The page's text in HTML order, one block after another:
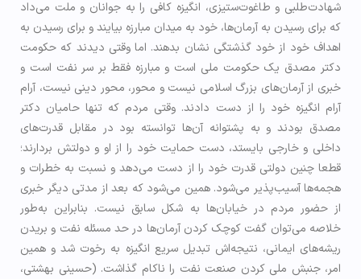
شهادت‌طلبی و طاغوت‌ستیزی، انگیزه کافی را به جوانان و ملت می‌داد
که برای رسیدن به آرمان‌ها، خود به میدان مبارزه بیایند و برای رسیدن به
اهداف خود از خود گذشتگی نشان بدهند. اما وقتی دیدند که حکومت
دکتر مصدق یک حکومت ملی است و مبارزه فقط بر سر نفت است و
خبری از آرمان‌های بزرگ اسلامی نیست و محور، محور دینی نیست، آرام
آرام انگیزه خود را از دست دادند. وقتی مردم که تنها حامیان دکتر
مصدق بودند و به پشتوانه آن‌ها توانسته بود در مقابل قدرت‌های
داخلی و خارجی بایستد، دست حمایت خود را از او و دولتش بردارند؛
قطعا چنین دولتی قدرت خود را از دست می‌دهد و نسبت به خطرات و
هجمه‌ها آسیب‌پذیر می‌شود. همین می‌شود که بعد از مدتی دیگر خبری
از حضور مردم در خیابان‌ها به شکل سابق نیست. بنابراین به‌طور
خلاصه می‌توان گفت کوچک کردن آرمان‌ها در حد مسئله نفت و بریدن
ریشه‌های ایمانی، نتیجه‌اش تبدیل سریع انگیزه به رخوت شد و همین
امر، جنبش ملی کردن صنعت نفت را ناکام گذاشت. (حسینی بهشتی،